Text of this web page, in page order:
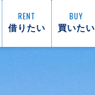
RENT
借りたい
BUY
買いたい